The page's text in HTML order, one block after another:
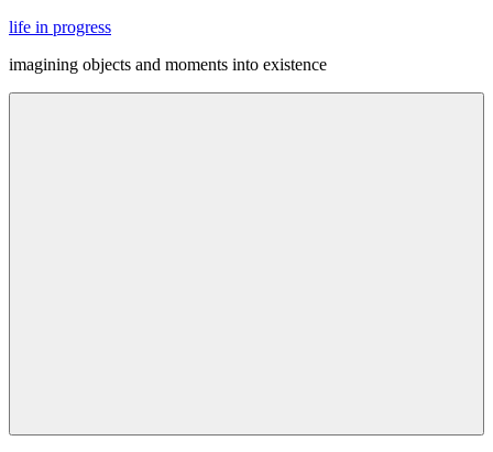
Skip
content
life in progress
imagining objects and moments into existence